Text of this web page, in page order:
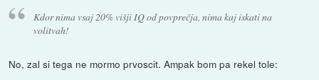
Kdor nima vsaj 20% višji IQ od povprečja, nima kaj iskati na
volitvah!
No, zal si tega ne mormo prvoscit. Ampak bom pa rekel tole: